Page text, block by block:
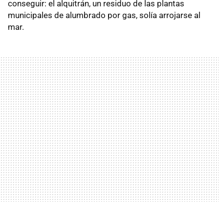
conseguir: el alquitrán, un residuo de las plantas
municipales de alumbrado por gas, solía arrojarse al
mar.